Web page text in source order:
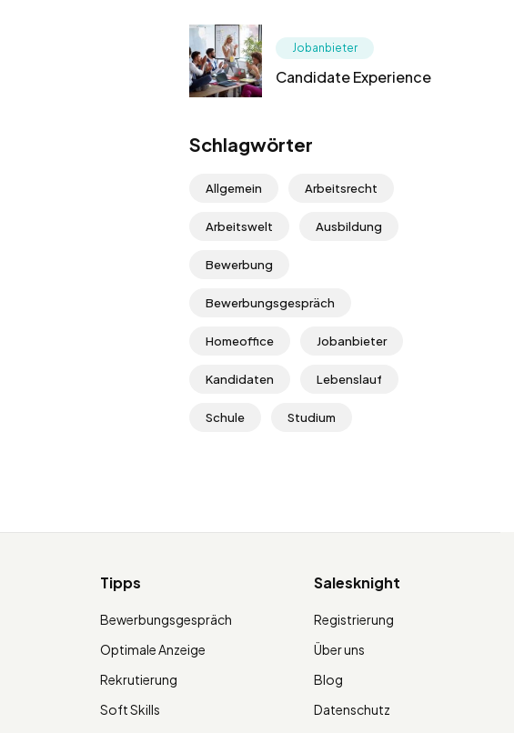
Jobanbieter
Candidate Experience
Schlagwörter
Allgemein Arbeitsrecht
Arbeitswelt Ausbildung
Bewerbung
Bewerbungsgespräch
Homeoffice Jobanbieter
Kandidaten Lebenslauf
Schule Studium
Tipps
Bewerbungsgespräch
Optimale Anzeige
Rekrutierung
Soft Skills
Salesknight
Registrierung
Über uns
Blog
Datenschutz